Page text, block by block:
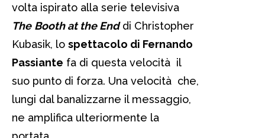
volta ispirato alla serie televisiva
The Booth at the Enddi Christopher
Kubasik, lo spettacolo di Fernando
Passiante fa di questa velocità il
suo punto di forza. Una velocità che,
lungi dal banalizzarne il messaggio,
ne amplifica ulteriormente la